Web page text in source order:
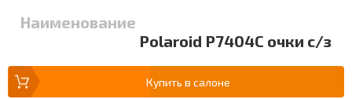
Наименование
Polaroid P7404C очки с/з
Купить в салоне